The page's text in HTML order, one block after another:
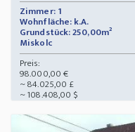
Zimmer: 1
Wohnfläche: k.A.
Grundstück: 250,00m²
Miskolc
Preis:
98.000,00 €
~ 84.025,00 £
~ 108.408,00 $